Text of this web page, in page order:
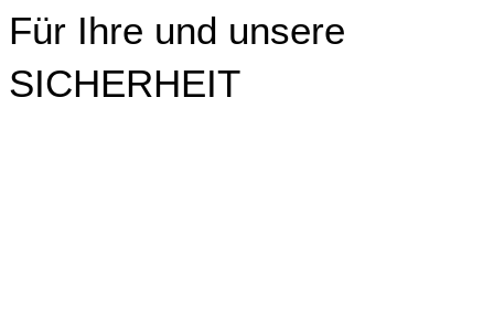
Für Ihre und unsere
SICHERHEIT